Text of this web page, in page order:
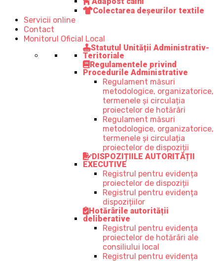
Colectarea deșeurilor textile
Servicii online
Contact
Monitorul Oficial Local
Statutul Unității Administrativ-
Teritoriale
Regulamentele privind
Procedurile Administrative
Regulament măsuri
metodologice, organizatorice,
termenele și circulația
proiectelor de hotărâri
Regulament măsuri
metodologice, organizatorice,
termenele și circulația
proiectelor de dispoziții
DISPOZIȚIILE AUTORITĂȚII
EXECUTIVE
Registrul pentru evidența
proiectelor de dispoziții
Registrul pentru evidența
dispozițiilor
Hotărârile autorității
deliberative
Registrul pentru evidența
proiectelor de hotărâri ale
consiliului local
Registrul pentru evidența